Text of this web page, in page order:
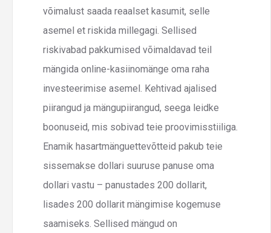
võimalust saada reaalset kasumit, selle
asemel et riskida millegagi. Sellised
riskivabad pakkumised võimaldavad teil
mängida online-kasiinomänge oma raha
investeerimise asemel. Kehtivad ajalised
piirangud ja mängupiirangud, seega leidke
boonuseid, mis sobivad teie proovimisstiiliga.
Enamik hasartmänguettevõtteid pakub teie
sissemakse dollari suuruse panuse oma
dollari vastu – panustades 200 dollarit,
lisades 200 dollarit mängimise kogemuse
saamiseks. Sellised mängud on